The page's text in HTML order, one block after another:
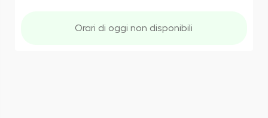
Orari di oggi non disponibili